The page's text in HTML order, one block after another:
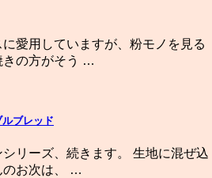
愛用していますが、粉モノを見る
きの方がそう …
ブレッド
リーズ、続きます。 生地に混ぜ込
のお次は、 …